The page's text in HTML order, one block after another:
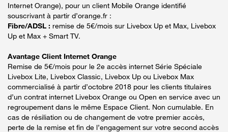
Internet Orange), pour un client Mobile Orange identifié
souscrivant à partir d’orange.fr :
Fibre/ADSL : remise de 5€/mois sur Livebox Up et Max, Livebox
Up et Max + Smart TV.
Avantage Client Internet Orange
Remise de 5€/mois pour le 2e accès internet Série Spéciale
Livebox Lite, Livebox Classic, Livebox Up ou Livebox Max
commercialisé à partir d’octobre 2018 pour les clients titulaires
d’un contrat internet Livebox Orange ou Open en service avec un
regroupement dans le même Espace Client. Non cumulable. En
cas de résiliation ou de changement de votre premier accès,
perte de la remise et fin de l’engagement sur votre second accès